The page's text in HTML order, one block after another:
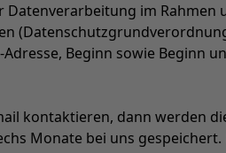
im Rahmen
Beginn sowie Beginn
kontaktieren, dann werden
Monate bei uns